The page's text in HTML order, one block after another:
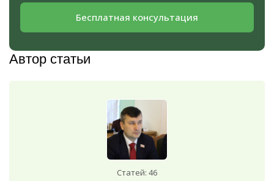
Бесплатная консультация
Автор статьи
Статей: 46